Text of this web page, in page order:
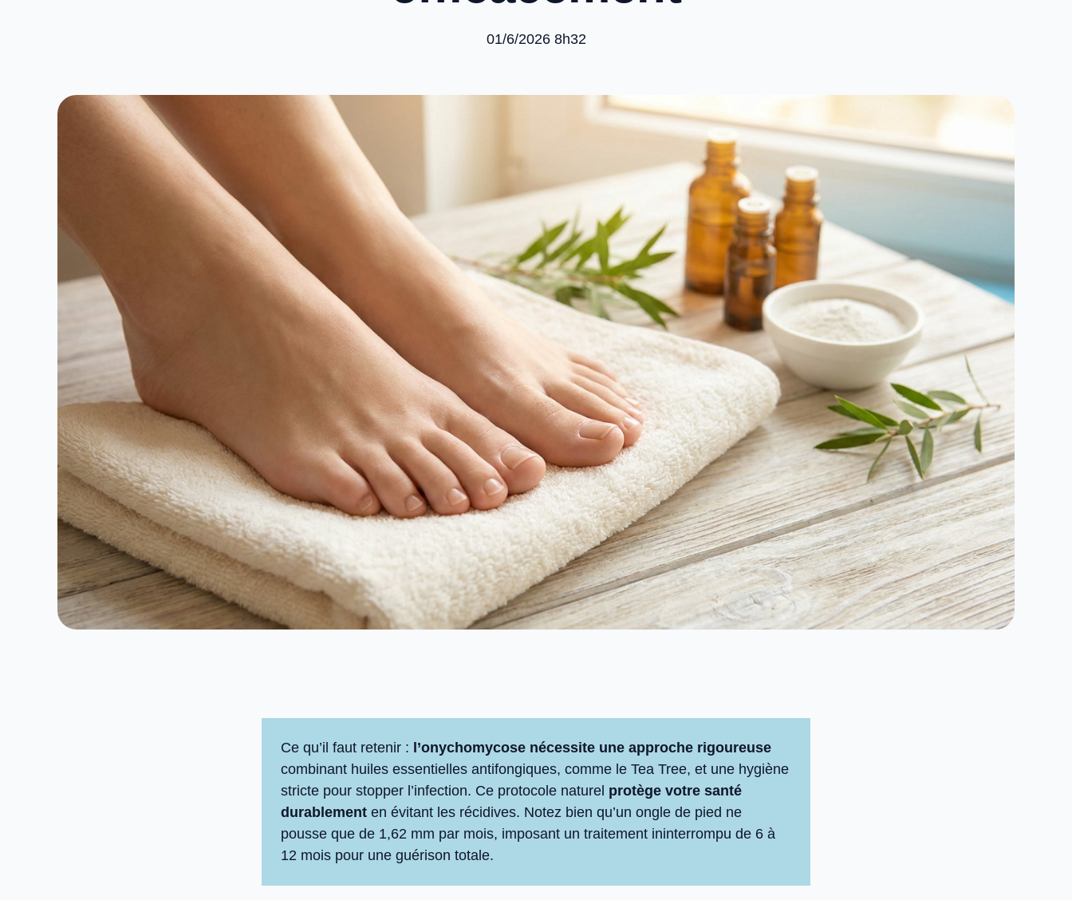
01/6/2026 8h32
Ce qu’il faut retenir : l’onychomycose nécessite une approche rigoureuse
combinant huiles essentielles antifongiques, comme le Tea Tree, et une hygiène
stricte pour stopper l’infection. Ce protocole naturel protège votre santé
durablement en évitant les récidives. Notez bien qu’un ongle de pied ne
pousse que de 1,62 mm par mois, imposant un traitement ininterrompu de 6 à
12 mois pour une guérison totale.